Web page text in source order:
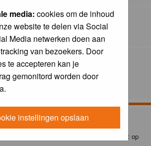
media: cookies om de inhoud
website te delen via Social
Media netwerken doen aan
van bezoekers. Door
te accepteren kan je
gemonitord worden door
instellingen opslaan
foto-site. Het plaatsen van foto's gebeurt op